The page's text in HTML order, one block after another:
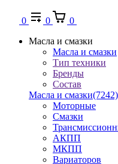
0 0
0
Масла и смазки
Масла и смазки
Тип техники
Бренды
Состав
Масла и смазки(7242)
Моторные
Смазки
АКПП
МКПП
Вариаторов